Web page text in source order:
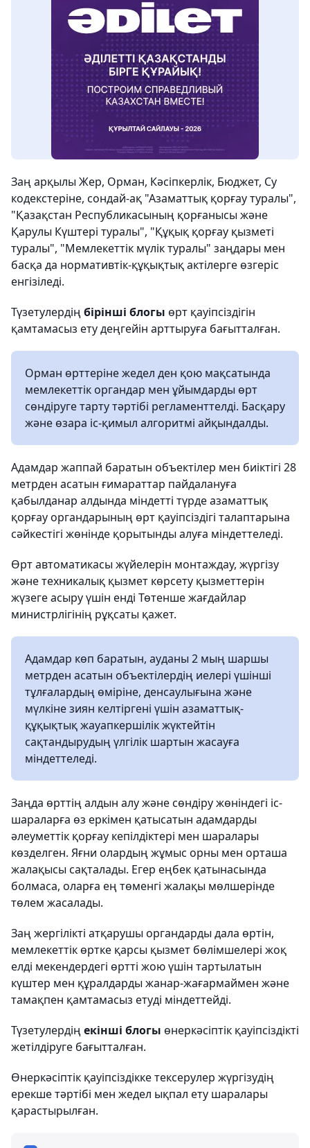
Заң арқылы Жер, Орман, Кәсіпкерлік, Бюджет, Су
кодекстеріне, сондай-ақ "Азаматтық қорғау туралы",
"Қазақстан Республикасының қорғанысы және
Қарулы Күштері туралы", "Құқық қорғау қызметі
туралы", "Мемлекеттік мүлік туралы" заңдары мен
басқа да нормативтік-құқықтық актілерге өзгеріс
енгізіледі.
Түзетулердің бірінші блогы өрт қауіпсіздігін
қамтамасыз ету деңгейін арттыруға бағытталған.
Орман өрттеріне жедел ден қою мақсатында
мемлекеттік органдар мен ұйымдарды өрт
сөндіруге тарту тәртібі регламенттелді. Басқару
және өзара іс-қимыл алгоритмі айқындалды.
Адамдар жаппай баратын объектілер мен биіктігі 28
метрден асатын ғимараттар пайдалануға
қабылданар алдында міндетті түрде азаматтық
қорғау органдарының өрт қауіпсіздігі талаптарына
сәйкестігі жөнінде қорытынды алуға міндеттеледі.
Өрт автоматикасы жүйелерін монтаждау, жүргізу
және техникалық қызмет көрсету қызметтерін
жүзеге асыру үшін енді Төтенше жағдайлар
министрлігінің рұқсаты қажет.
Адамдар көп баратын, ауданы 2 мың шаршы
метрден асатын объектілердің иелері үшінші
тұлғалардың өміріне, денсаулығына және
мүлкіне зиян келтіргені үшін азаматтық-
құқықтық жауапкершілік жүктейтін
сақтандырудың үлгілік шартын жасауға
міндеттеледі.
Заңда өрттің алдын алу және сөндіру жөніндегі іс-
шараларға өз еркімен қатысатын адамдарды
әлеуметтік қорғау кепілдіктері мен шаралары
көзделген. Яғни олардың жұмыс орны мен орташа
жалақысы сақталады. Егер еңбек қатынасында
болмаса, оларға ең төменгі жалақы мөлшерінде
төлем жасалады.
Заң жергілікті атқарушы органдарды дала өртін,
мемлекеттік өртке қарсы қызмет бөлімшелері жоқ
елді мекендердегі өртті жою үшін тартылатын
күштер мен құралдарды жанар-жағармаймен және
тамақпен қамтамасыз етуді міндеттейді.
Түзетулердің екінші блогы өнеркәсіптік қауіпсіздікті
жетілдіруге бағытталған.
Өнеркәсіптік қауіпсіздікке тексерулер жүргізудің
ерекше тәртібі мен жедел ықпал ету шаралары
қарастырылған.